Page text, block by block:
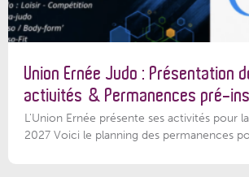
Union Ernée Judo : Présentation
activités & Permanences pré-
L'Union Ernée présente ses activités pour
2027 Voici le planning des permanences